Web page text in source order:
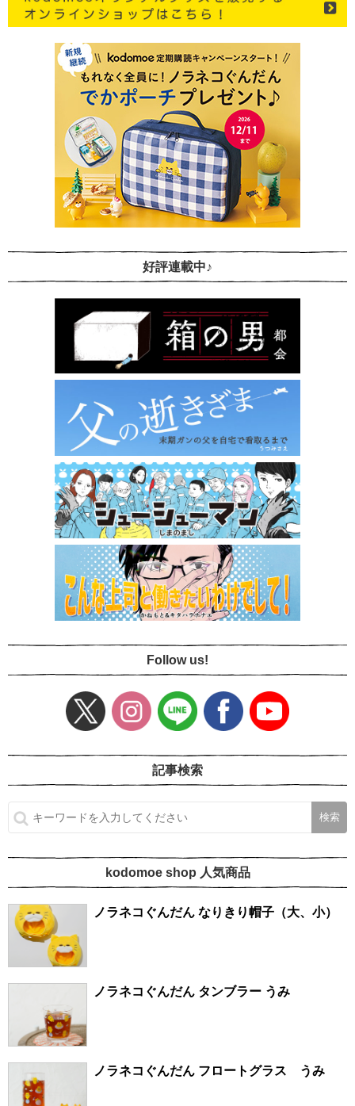
好評連載中♪
Follow us!
記事検索
kodomoe shop 人気商品
ノラネコぐんだん なりきり帽子（大、小）
ノラネコぐんだん タンブラー うみ
ノラネコぐんだん フロートグラス うみ